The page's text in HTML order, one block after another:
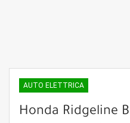
AUTO ELETTRICA
Honda Ridgeline